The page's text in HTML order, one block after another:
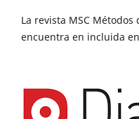
La revista MSC
encuentra en incluida